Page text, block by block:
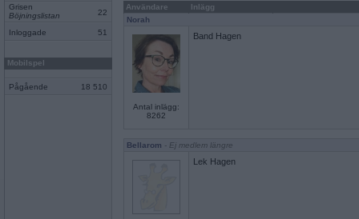
Grisen
Böjningslistan
22
Inloggade 51
Mobilspel
Pågående 18 510
Användare
Inlägg
Norah
Antal inlägg:
8262
Band Hagen
Bellarom - Ej medlem längre
Lek Hagen